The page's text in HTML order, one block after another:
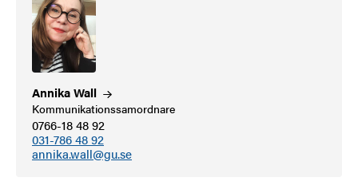
AnnikaWall
Kommunikationssamordnare
0766-18 48 92
031-786 48 92
annika.wall@gu.se